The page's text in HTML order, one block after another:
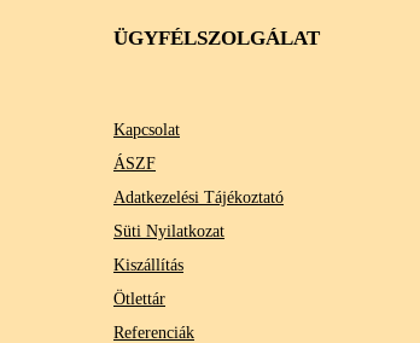
ÜGYFÉLSZOLGÁLAT
Kapcsolat
ÁSZF
Adatkezelési Tájékoztató
Süti Nyilatkozat
Kiszállítás
Ötlettár
Referenciák